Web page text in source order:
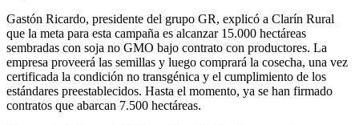
Gastón Ricardo, presidente del grupo GR, explicó a Clarín Rural
que la meta para esta campaña es alcanzar 15.000 hectáreas
sembradas con soja no GMO bajo contrato con productores. La
empresa proveerá las semillas y luego comprará la cosecha, una vez
certificada la condición no transgénica y el cumplimiento de los
estándares preestablecidos. Hasta el momento, ya se han firmado
contratos que abarcan 7.500 hectáreas.